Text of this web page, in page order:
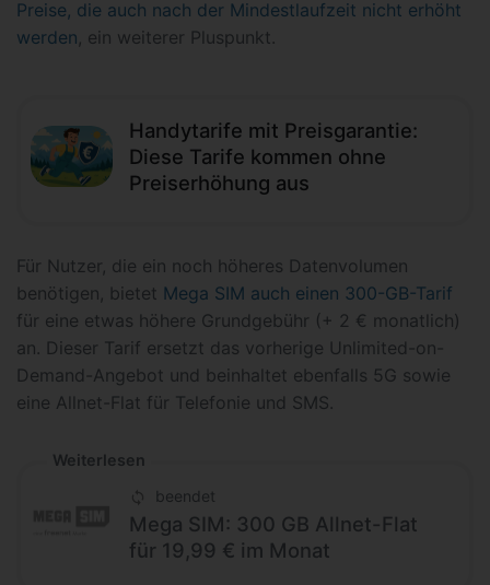
Preise, die auch nach der Mindestlaufzeit nicht erhöht
werden , ein weiterer Pluspunkt.
Handytarife mit Preisgarantie:
Diese Tarife kommen ohne
Preiserhöhung aus
Für Nutzer, die ein noch höheres Datenvolumen
benötigen, bietet Mega SIM auch einen 300-GB-Tarif
für eine etwas höhere Grundgebühr (+ 2 € monatlich)
an. Dieser Tarif ersetzt das vorherige Unlimited-on-
Demand-Angebot und beinhaltet ebenfalls 5G sowie
eine Allnet-Flat für Telefonie und SMS.
Weiterlesen
beendet
Mega SIM: 300 GB Allnet-Flat
für 19,99 € im Monat